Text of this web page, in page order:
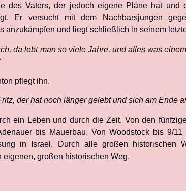
des Vaters, der jedoch eigene Pläne hat und
Er versucht mit dem Nachbarsjungen
anzukämpfen und liegt schließlich in seinem
da lebt man so viele Jahre, und alles was
pflegt ihn.
der hat noch länger gelebt und sich am Ende
ein Leben und durch die Zeit. Von den
bis Mauerbau. Von Woodstock bis 9/
in Israel. Durch alle großen historischen
eigenen, großen historischen Weg.